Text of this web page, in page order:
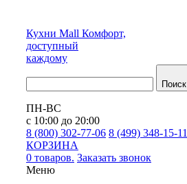
Кухни Mall Комфорт,
доступный
каждому
Поиск
ПН-ВС
с 10:00 до 20:00
8 (800) 302-77-06 8 (499) 348-15-11
КОРЗИНА
0 товаров. Заказать звонок
Меню